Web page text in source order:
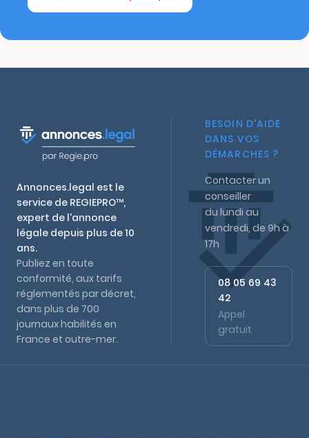
Annonces.legal est le
service de REGIEPRO™,
expert de l'annonce
légale depuis plus de 10
ans.
Publiez en toute
conformité, aux tarifs
réglementés par décret,
dans plus de 700
journaux habilités en
France et outre-mer.
BESOIN D'AIDE
DANS VOS
DÉMARCHES ?
Contacter un
conseiller
du lundi au
vendredi, de 9h à
17h
08 05 69 43
42
Appel
gratuit